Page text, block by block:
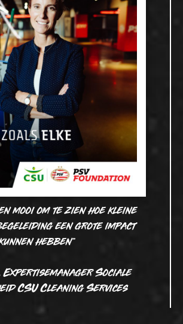
mooi om te zien hoe kleine
een grote impact
hebben”
Sociale
CSU Cleaning Services